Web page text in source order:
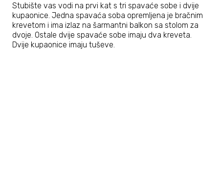
Stubište vas vodi na prvi kat s tri spavaće sobe i dvije
kupaonice. Jedna spavaća soba opremljena je bračnim
krevetom i ima izlaz na šarmantni balkon sa stolom za
dvoje. Ostale dvije spavaće sobe imaju dva kreveta.
Dvije kupaonice imaju tuševe.